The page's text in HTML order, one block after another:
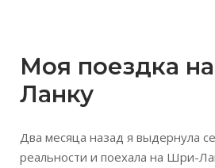
Моя поездка
Ланку
Два месяца назад я выдернула
реальности и поехала на Шри-